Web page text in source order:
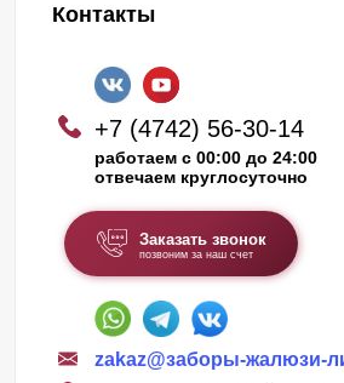
Контакты
+7 (4742) 56-30-14
работаем с 00:00 до 24:00
отвечаем круглосуточно
Заказать звонок
позвоним за наш счет
zakaz@заборы-жалюзи-